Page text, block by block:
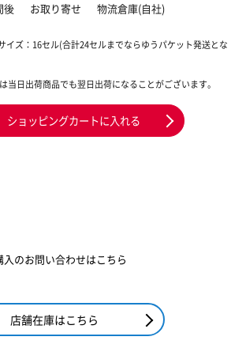
後
お取り寄せ
物流倉庫(自社)
イズ：16セル(合計24セルまでならゆうパケット発送とな
当日出荷商品でも翌日出荷になることがございます。
ショッピングカートに入れる
入のお問い合わせはこちら
店舗在庫はこちら